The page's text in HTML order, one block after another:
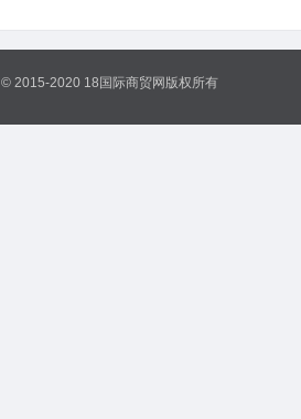
© 2015-2020 18国际商贸网版权所有